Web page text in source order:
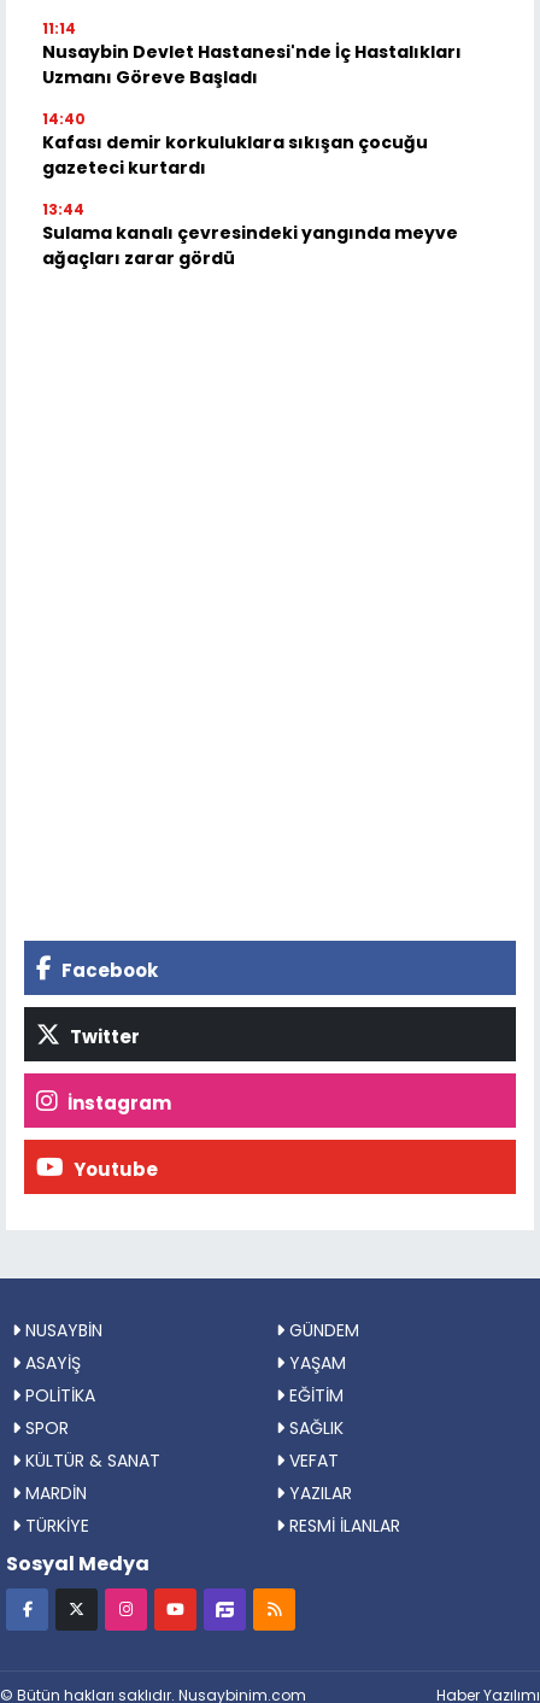
11:14
Nusaybin Devlet Hastanesi'nde İç Hastalıkları
Uzmanı Göreve Başladı
14:40
Kafası demir korkuluklara sıkışan çocuğu
gazeteci kurtardı
13:44
Sulama kanalı çevresindeki yangında meyve
ağaçları zarar gördü
Facebook
Twitter
İnstagram
Youtube
NUSAYBİN
GÜNDEM
ASAYİŞ
YAŞAM
POLİTİKA
EĞİTİM
SPOR
SAĞLIK
KÜLTÜR & SANAT
VEFAT
MARDİN
YAZILAR
TÜRKİYE
RESMİ İLANLAR
Sosyal Medya
© Bütün hakları saklıdır. Nusaybinim.com Haber Yazılımı